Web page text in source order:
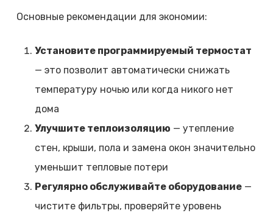
Основные рекомендации для экономии:
Установите программируемый термостат
— это позволит автоматически снижать
температуру ночью или когда никого нет
дома
Улучшите теплоизоляцию — утепление
стен, крыши, пола и замена окон значительно
уменьшит тепловые потери
Регулярно обслуживайте оборудование—
чистите фильтры, проверяйте уровень